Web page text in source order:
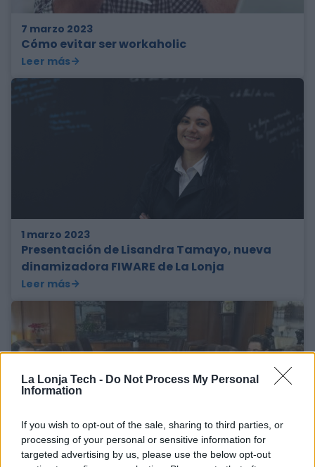
La Lonja Tech - Do Not Process My Personal
Information
If you wish to opt-out of the sale, sharing to third parties, or
processing of your personal or sensitive information for
targeted advertising by us, please use the below opt-out
7 marzo 2023
Cómo evitar ser workaholic
Leer más
1 marzo 2023
Presentación de Lisandra Tamayo, nueva
dinamizadora FIWARE de La Lonja
Leer más
16 febrero 2023